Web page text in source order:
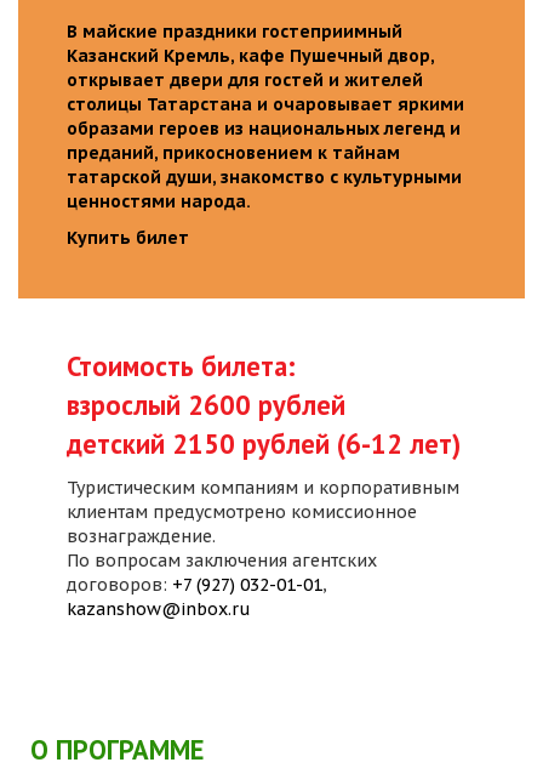
В майские праздники гостеприимный
Казанский Кремль, кафе Пушечный двор,
открывает двери для гостей и жителей
столицы Татарстана и очаровывает яркими
образами героев из национальных легенд и
преданий, прикосновением к тайнам
татарской души, знакомство с культурными
ценностями народа.
Купить билет
Стоимость билета:
взрослый 2600 рублей
детский 2150 рублей (6-12 лет)
Туристическим компаниям и корпоративным
клиентам предусмотрено комиссионное
вознаграждение.
По вопросам заключения агентских
договоров: +7 (927) 032-01-01,
kazanshow@inbox.ru
О ПРОГРАММЕ